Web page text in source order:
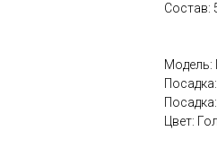
Состав:
Модель:
Цвет: